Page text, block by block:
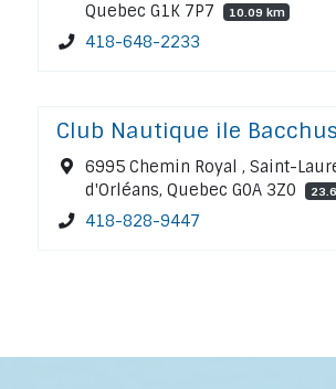
Quebec G1K 7P7
10.09 km
418-648-2233
Club Nautique ile Bacchus
6995 Chemin Royal , Saint-
d'Orléans, Quebec G0A 3Z0
418-828-9447